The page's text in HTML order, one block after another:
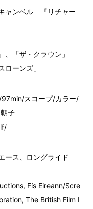
ャンベル 『リチャー
「ザ・クラウン」
ーンズ」
スコープ/カラー/
子
ース、ロングライド
Fís Eireann/Scre
The British Film I